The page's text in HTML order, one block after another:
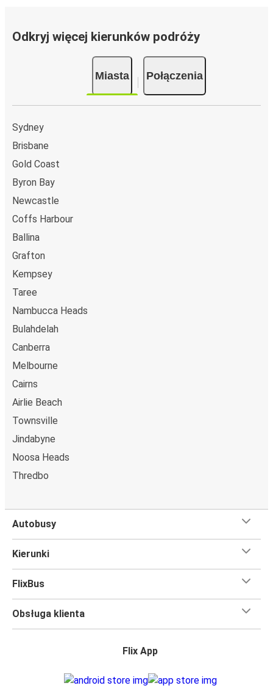
Odkryj więcej kierunków podróży
Miasta Połączenia
Sydney
Brisbane
Gold Coast
Byron Bay
Newcastle
Coffs Harbour
Ballina
Grafton
Kempsey
Taree
Nambucca Heads
Bulahdelah
Canberra
Melbourne
Cairns
Airlie Beach
Townsville
Jindabyne
Noosa Heads
Thredbo
Autobusy
Kierunki
FlixBus
Obsługa klienta
Flix App